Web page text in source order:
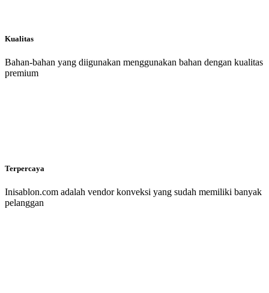
Kualitas
Bahan-bahan yang diigunakan menggunakan bahan dengan kualitas
premium
Terpercaya
Inisablon.com adalah vendor konveksi yang sudah memiliki banyak
pelanggan